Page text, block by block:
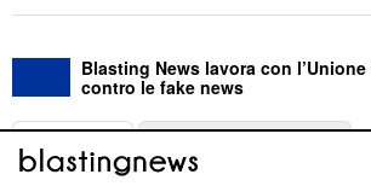
Blasting News lavora con
contro le fake news
ABOUT